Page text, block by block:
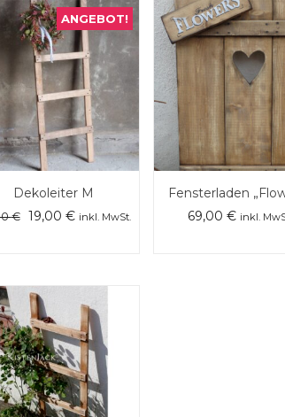
ANGEBOT!
Dekoleiter M
€
Ursprünglicher
19,00 €Aktueller
inkl. MwSt.
Fensterladen
69,00 € inkl.